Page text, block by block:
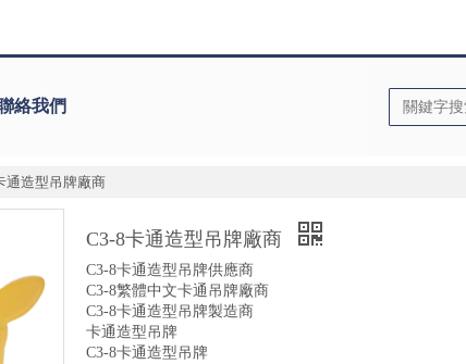
絡我們
通造型吊牌廠商
C3-8卡通造型吊牌廠商
C3-8卡通造型吊牌供應商
C3-8繁體中文卡通吊牌廠商
C3-8卡通造型吊牌製造商
卡通造型吊牌
C3-8卡通造型吊牌